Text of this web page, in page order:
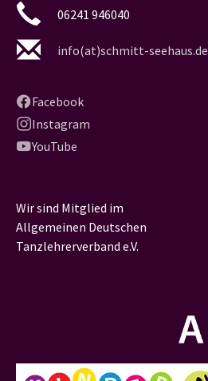
06241 946040
info(at)schmitt-seehaus.de
Facebook
Instagram
YouTube
Wir sind Mitglied im
Allgemeinen Deutschen
Tanzlehrerverband e.V.